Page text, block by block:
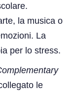
la musica o
La
per lo stress.
le